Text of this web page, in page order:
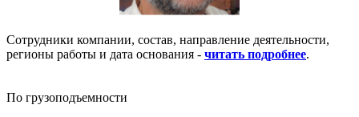
Сотрудники компании, состав, направление деятельности,
регионы работы и дата основания - читать подробнее.
По грузоподъемности